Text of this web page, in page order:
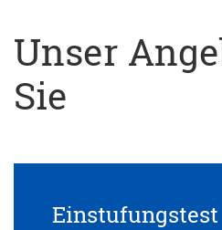
Unser
Sie
Einstufungstest